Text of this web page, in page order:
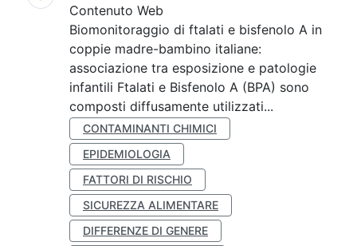
Contenuto Web
Biomonitoraggio di ftalati e bisfenolo A in
coppie madre-bambino italiane:
associazione tra esposizione e patologie
infantili Ftalati e Bisfenolo A (BPA) sono
composti diffusamente utilizzati...
CONTAMINANTI CHIMICI
EPIDEMIOLOGIA
FATTORI DI RISCHIO
SICUREZZA ALIMENTARE
DIFFERENZE DI GENERE